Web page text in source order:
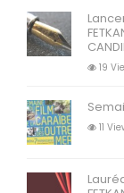
19
11